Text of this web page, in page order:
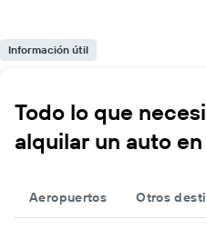
Información útil
Todo lo que
alquilar un auto
Aeropuertos Otros